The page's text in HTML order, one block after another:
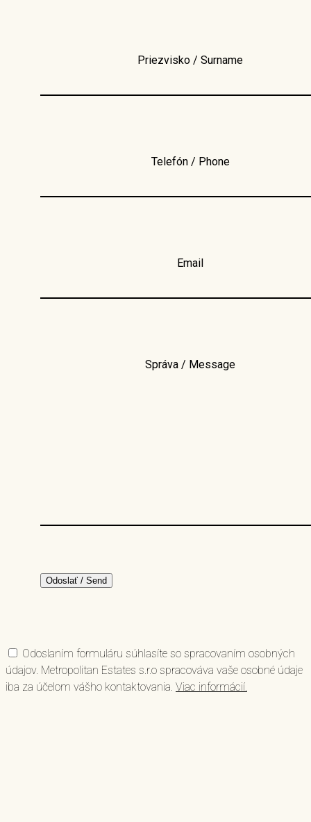
Priezvisko / Surname
Telefón / Phone
Email
Správa / Message
Odoslaním formuláru súhlasíte so spracovaním osobných
údajov. Metropolitan Estates s.r.o spracováva vaše osobné údaje
iba za účelom vášho kontaktovania. Viac informácií.